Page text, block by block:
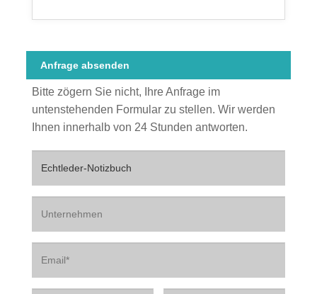
Anfrage absenden
Bitte zögern Sie nicht, Ihre Anfrage im
untenstehenden Formular zu stellen. Wir werden
Ihnen innerhalb von 24 Stunden antworten.